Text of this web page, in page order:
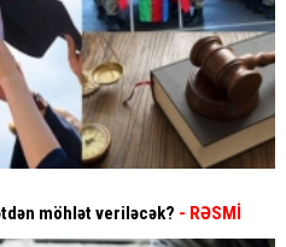
möhlət veriləcək? - RƏSMİ